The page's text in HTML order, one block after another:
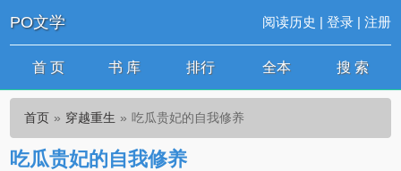
PO文学 阅读历史 | 登录| 注册
首 页 书 库 排行 全本 搜 索
首页 穿越重生 吃瓜贵妃的自我修养
吃瓜贵妃的自我修养